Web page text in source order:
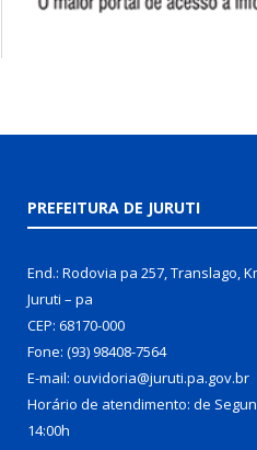
PREFEITURA DE JURUTI
End.: Rodovia pa 257, Translago,
Juruti – pa
CEP: 68170-000
Fone: (93) 98408-7564
E-mail: ouvidoria@juruti.pa.gov.br
Horário de atendimento: de
14:00h